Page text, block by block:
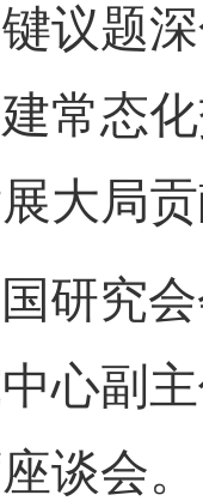
议题
常态
大局
国研究
心副
谈会。